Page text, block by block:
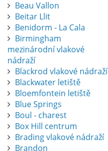
Beau Vallon
Beitar Llit
Benidorm - La Cala
Birmingham
mezinárodní vlakové
nádraží
Blackrod vlakové nádraží
Blackwater letiště
Bloemfontein letiště
Blue Springs
Boul - charest
Box Hill centrum
Brading vlakové nádraží
Brandon